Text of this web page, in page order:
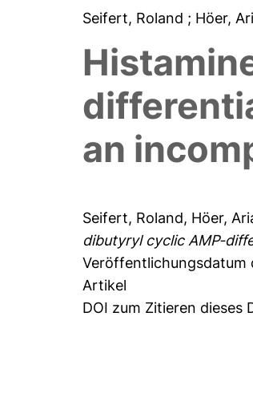
Seifert, Roland ; Höer,
an
Seifert, Roland, Höer,
dibutyryl cyclic AMP-
Veröffentlichungsdatum
Artikel
DOI zum Zitieren dieses